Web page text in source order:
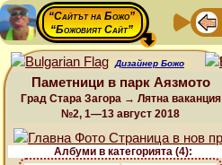
“Сайтът на Божо”
“Божовият Сайт”
Дизайнер Божо
Паметници в парк Аязмото
Град Стара Загора → Лятна ваканция
№2, 1—13 август 2018
Албуми в категорията (4):